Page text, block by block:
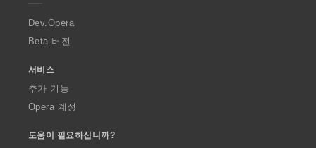
a
Dev.Opera
Beta 버전
서비스
추가 기능
Opera 계정
도움이 필요하십니까?